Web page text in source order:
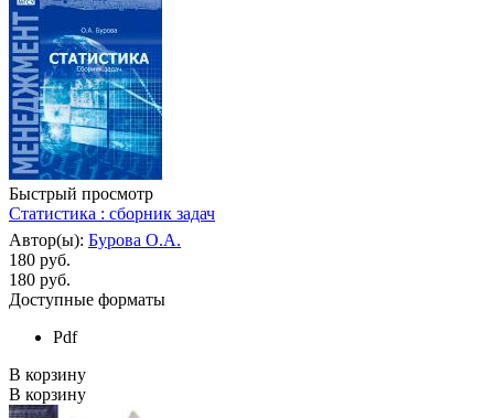
Быстрый просмотр
Статистика : сборник задач
Автор(ы): Бурова О.А.
180 руб.
180 руб.
Доступные форматы
Pdf
В корзину
В корзину